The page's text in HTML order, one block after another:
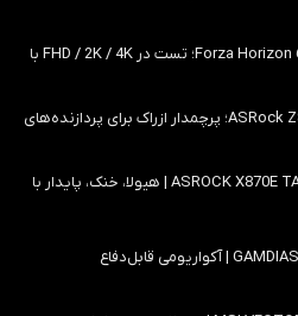
بررسی سخت افزاری بازی Forza Horizon 6؛ تست در FHD / 2K / 4K با
بررسی مادربرد ASRock Z890 Taichi؛ پرچمدار ازراک برای پردازنده‌های
اولین بررسی مادربرد ASROCK X870E TAICHI | هیولا، خنک، پایدار با